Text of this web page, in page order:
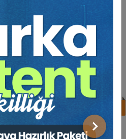
Sonraki
1290 TL / Aylık